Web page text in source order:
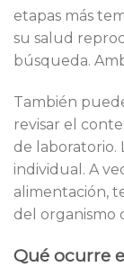
etapas más
su salud
búsqueda.
También
revisar el
de laboratorio.
individual. A
alimentación,
del organismo
Qué ocurre